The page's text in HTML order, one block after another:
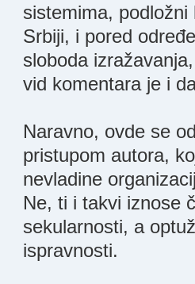
sistemima,
Srbiji, i pored
sloboda
vid komentara je i
Naravno, ovde se
pristupom autora,
nevladine
Ne, ti i takvi iznose
sekularnosti, a
ispravnosti.